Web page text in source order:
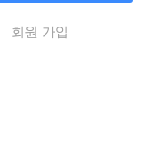
회원 가입